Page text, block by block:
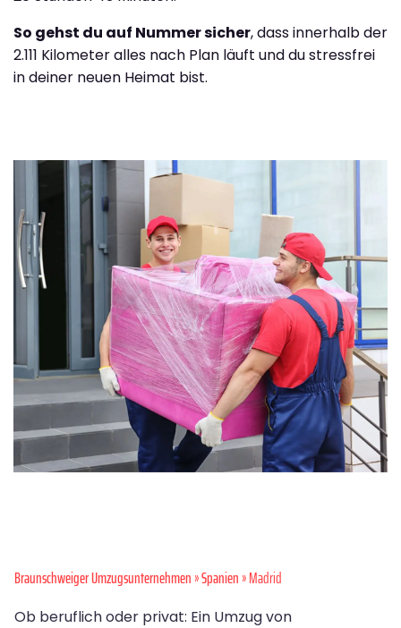
So gehst du auf Nummer sicher, dass innerhalb der
2.111 Kilometer alles nach Plan läuft und du stressfrei
in deiner neuen Heimat bist.
Braunschweiger Umzugsunternehmen»Spanien» Madrid
Ob beruflich oder privat: Ein Umzug von